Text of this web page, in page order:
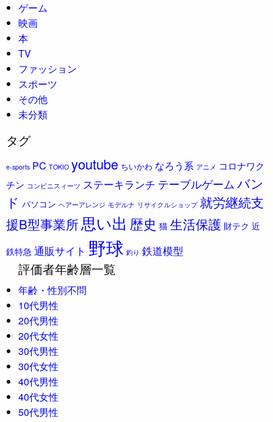
ゲーム
映画
本
TV
ファッション
スポーツ
その他
未分類
タグ
e-sports PC TOKIO youtube ちいかわ なろう系 アニメ コロナワク
チン コンビニスィーツ ステーキランチ テーブルゲーム バン
ド パソコン ヘアーアレンジ モデルナ リサイクルショップ 就労継続支
援B型事業所 思い出 歴史 猫 生活保護 財テク 近
鉄特急 通販サイト 野球 釣り 鉄道模型
評価者年齢層一覧
年齢・性別不問
10代男性
20代男性
20代女性
30代男性
30代女性
40代男性
40代女性
50代男性